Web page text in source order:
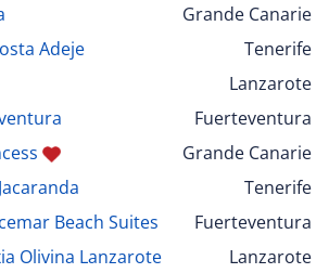
Grande Canarie
Adeje
Tenerife
Lanzarote
Fuerteventura
Grande Canarie
Tenerife
Beach Suites
Fuerteventura
Olivina Lanzarote
Lanzarote